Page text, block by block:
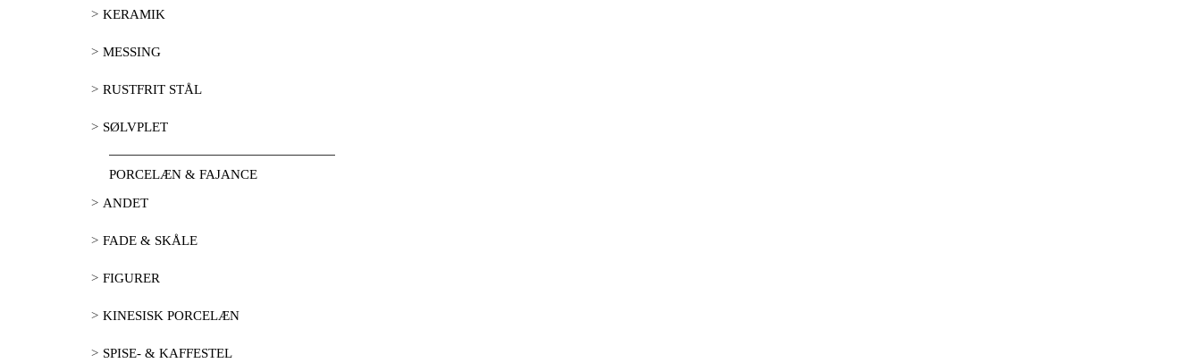
KERAMIK
MESSING
RUSTFRIT STÅL
SØLVPLET
PORCELÆN & FAJANCE
ANDET
FADE & SKÅLE
FIGURER
KINESISK PORCELÆN
SPISE- & KAFFESTEL